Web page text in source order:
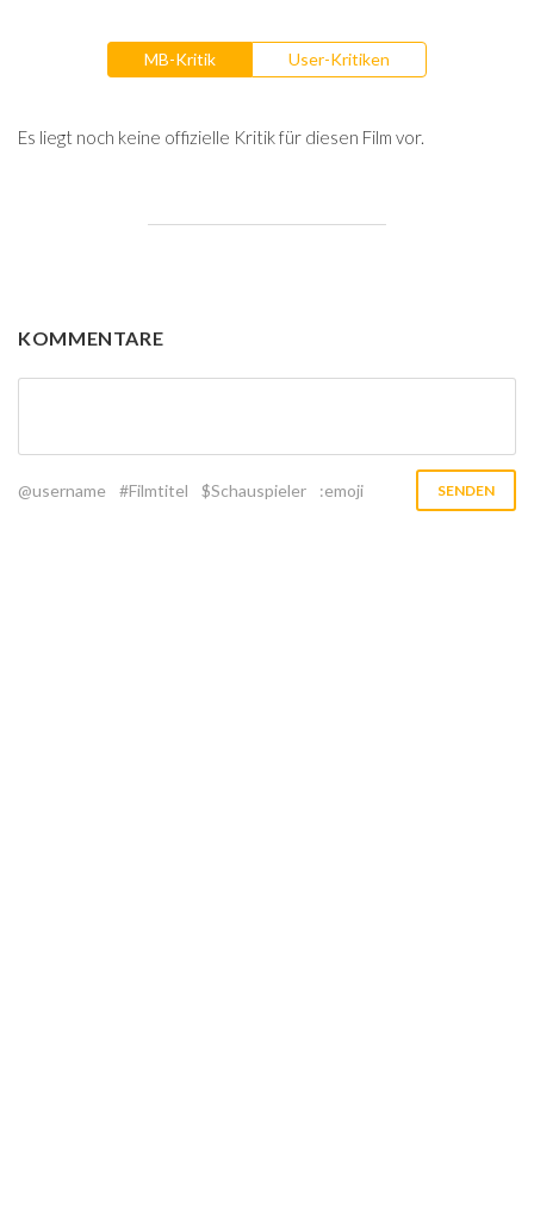
MB-Kritik User-Kritiken
Es liegt noch keine offizielle Kritik für diesen Film vor.
KOMMENTARE
@username #Filmtitel $Schauspieler :emoji